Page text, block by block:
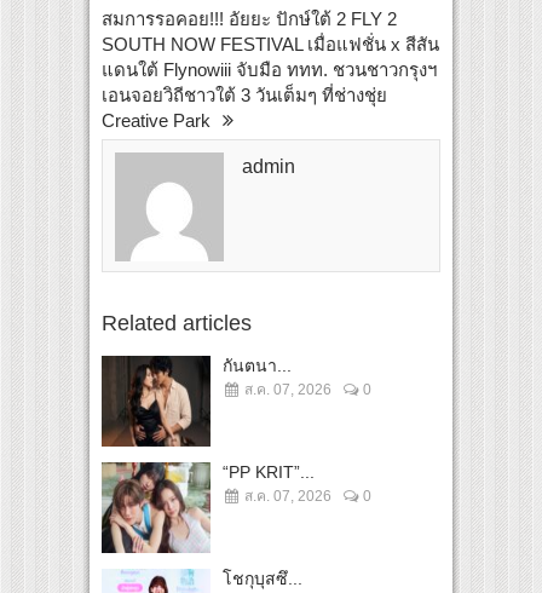
สมการรอคอย!!! อัยยะ ปักษ์ใต้ 2 FLY 2
SOUTH NOW FESTIVAL เมื่อแฟชั่น x สีสัน
แดนใต้ Flynowiii จับมือ ททท. ชวนชาวกรุงฯ
เอนจอยวิถีชาวใต้ 3 วันเต็มๆ ที่ช่างชุ่ย
Creative Park
admin
Related articles
กันตนา...
ส.ค. 07, 2026 0
“PP KRIT”...
ส.ค. 07, 2026 0
โชกุบุสซึ...